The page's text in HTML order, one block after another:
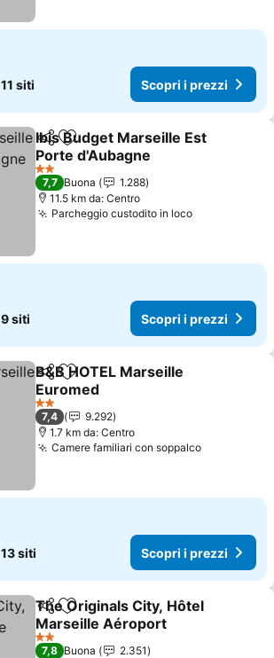
11 siti Scopri i prezzi
CondividiAggiungi ai preferiti
Ibis Budget Marseille Est
Porte d'Aubagne
Scopri i prezzi
2 Stelle
7,7 Buona
1.288
11.5 km da: Centro
Parcheggio custodito in locoScopri i
9 siti Scopri i prezzi
CondividiAggiungi ai preferiti
B&B HOTEL Marseille
Euromed
Scopri i prezzi
2 Stelle
7,4
9.292
1.7 km da: Centro
Camere familiari con soppalcoScopri i
13 siti Scopri i prezzi
CondividiAggiungi ai preferiti
The Originals City, Hôtel
Marseille Aéroport
Scopri i prezzi
2 Stelle
7,8 Buona
2.351